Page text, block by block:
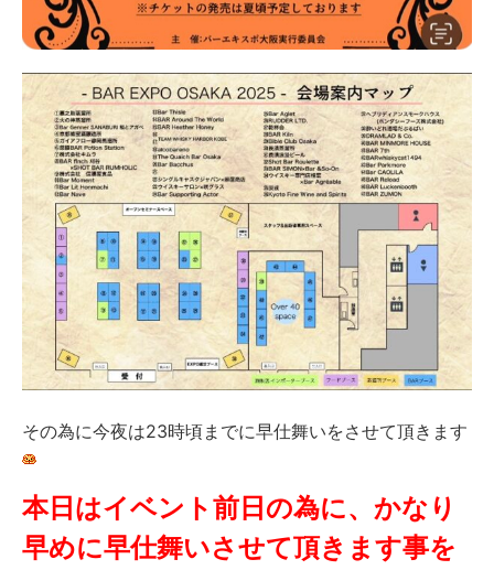
その為に今夜は23時頃までに早仕舞いをさせて頂きます
本日はイベント前日の為に、かなり
早めに早仕舞いさせて頂きます事を